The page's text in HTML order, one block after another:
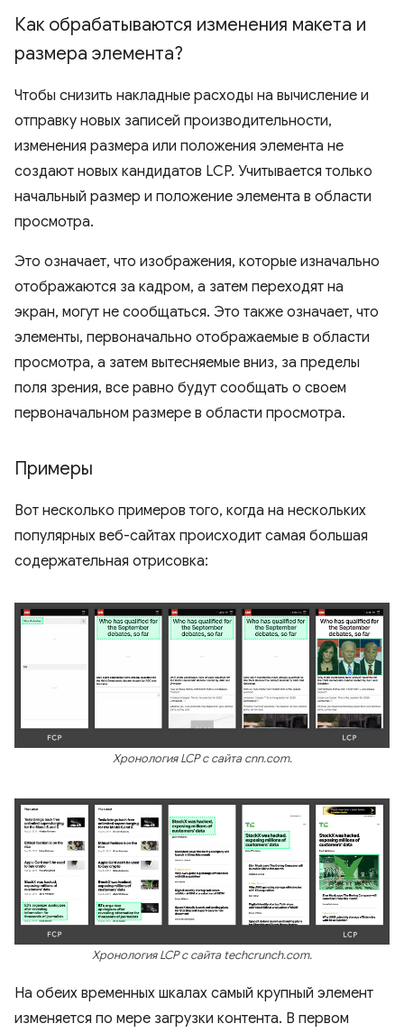
Как обрабатываются изменения макета и
размера элемента?
Чтобы снизить накладные расходы на вычисление и
отправку новых записей производительности,
изменения размера или положения элемента не
создают новых кандидатов LCP. Учитывается только
начальный размер и положение элемента в области
просмотра.
Это означает, что изображения, которые изначально
отображаются за кадром, а затем переходят на
экран, могут не сообщаться. Это также означает, что
элементы, первоначально отображаемые в области
просмотра, а затем вытесняемые вниз, за ​​пределы
поля зрения, все равно будут сообщать о своем
первоначальном размере в области просмотра.
Примеры
Вот несколько примеров того, когда на нескольких
популярных веб-сайтах происходит самая большая
содержательная отрисовка:
Хронология LCP с сайта cnn.com.
Хронология LCP с сайта techcrunch.com.
На обеих временных шкалах самый крупный элемент
изменяется по мере загрузки контента. В первом